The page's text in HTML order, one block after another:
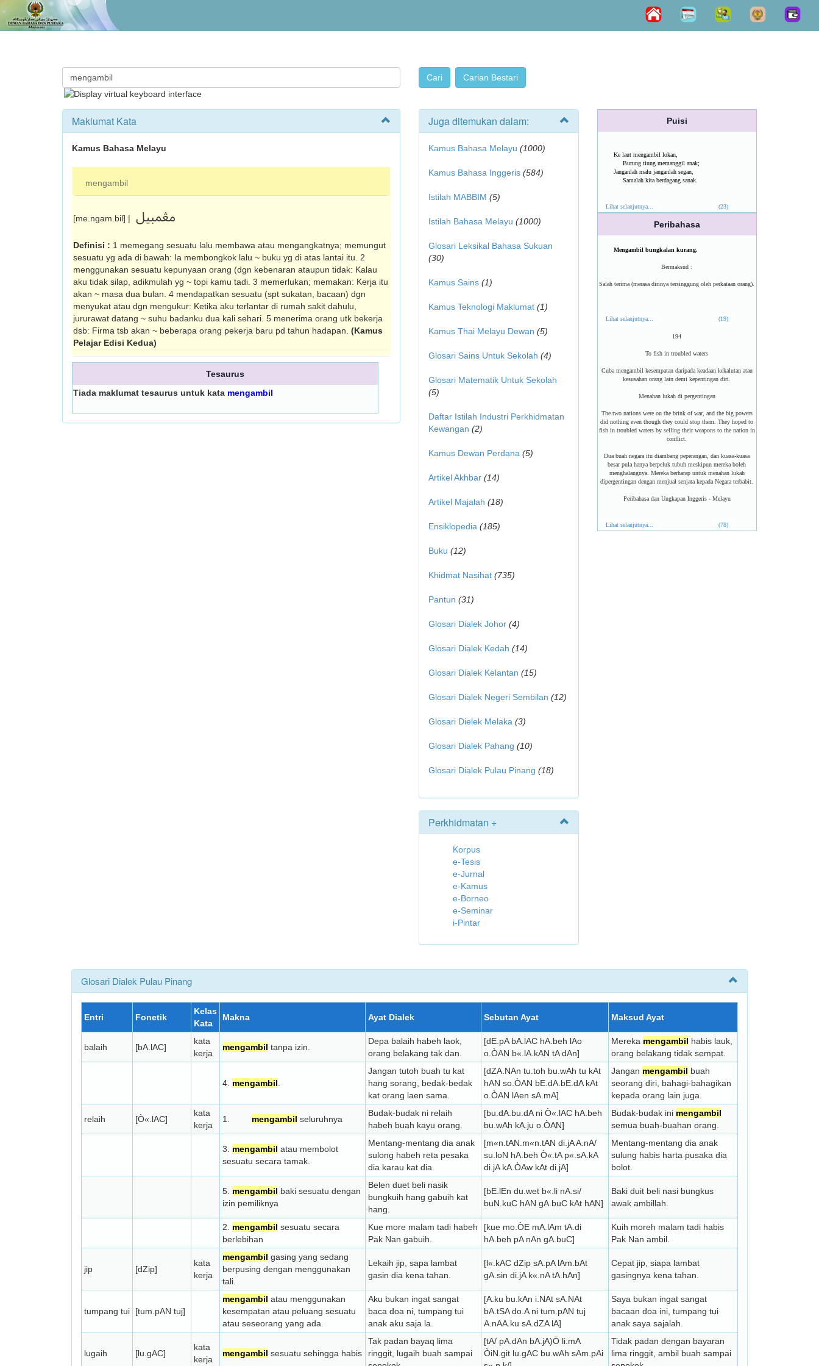
Maklumat Kata
Kamus Bahasa Melayu
mengambil
[me.ngam.bil] | مڠمبيل
Definisi : 1 memegang sesuatu lalu membawa atau mengangkatnya; memungut
sesuatu yg ada di bawah: Ia membongkok lalu ~ buku yg di atas lantai itu. 2
menggunakan sesuatu kepunyaan orang (dgn kebenaran ataupun tidak: Kalau
aku tidak silap, adikmulah yg ~ topi kamu tadi. 3 memerlukan; memakan: Kerja itu
akan ~ masa dua bulan. 4 mendapatkan sesuatu (spt sukatan, bacaan) dgn
menyukat atau dgn mengukur: Ketika aku terlantar di rumah sakit dahulu,
jururawat datang ~ suhu badanku dua kali sehari. 5 menerima orang utk bekerja
dsb: Firma tsb akan ~ beberapa orang pekerja baru pd tahun hadapan. (Kamus
Pelajar Edisi Kedua)
Tesaurus
Tiada maklumat tesaurus untuk kata mengambil
Juga ditemukan dalam:
Kamus Bahasa Melayu (1000)
Kamus Bahasa Inggeris (584)
Istilah MABBIM (5)
Istilah Bahasa Melayu (1000)
Glosari Leksikal Bahasa Sukuan
(30)
Kamus Sains (1)
Kamus Teknologi Maklumat (1)
Kamus Thai Melayu Dewan (5)
Glosari Sains Untuk Sekolah (4)
Glosari Matematik Untuk Sekolah
(5)
Daftar Istilah Industri Perkhidmatan
Kewangan (2)
Kamus Dewan Perdana (5)
Artikel Akhbar (14)
Artikel Majalah (18)
Ensiklopedia (185)
Buku (12)
Khidmat Nasihat (735)
Pantun (31)
Glosari Dialek Johor (4)
Glosari Dialek Kedah (14)
Glosari Dialek Kelantan (15)
Glosari Dialek Negeri Sembilan (12)
Glosari Dielek Melaka (3)
Glosari Dialek Pahang (10)
Glosari Dialek Pulau Pinang (18)
Perkhidmatan +
Korpus
e-Tesis
e-Jurnal
e-Kamus
e-Borneo
e-Seminar
i-Pintar
Puisi
Ke laut mengambil lokan,
Burung tiung memanggil anak;
Janganlah malu janganlah segan,
Samalah kita berdagang sanak.
Lihat selanjutnya... (23)
Peribahasa
Mengambil bungkalan kurang.
Bermaksud :
Salah terima (merasa dirinya tersinggung oleh perkataan orang).
Lihat selanjutnya... (19)
194
To fish in troubled waters
Cuba mengambil kesempatan daripada keadaan kekalutan atau
kesusahan orang lain demi kepentingan diri.
Menahan lukah di pergentingan
The two nations were on the brink of war, and the big powers
did nothing even though they could stop them. They hoped to
fish in troubled waters by selling their weapons to the nation in
conflict.
Dua buah negara itu diambang peperangan, dan kuasa-kuasa
besar pula hanya berpeluk tubuh meskipun mereka boleh
menghalangnya. Mereka berharap untuk menahan lukah
dipergentingan dengan menjual senjata kepada Negara terbabit.
Peribahasa dan Ungkapan Inggeris - Melayu
Lihat selanjutnya... (78)
Glosari Dialek Pulau Pinang
Entri Fonetik
Kelas
Kata
Makna Ayat Dialek Sebutan Ayat Maksud Ayat
balaih [bA.lAC]
kata
kerja
mengambil tanpa izin.
Depa balaih habeh laok,
orang belakang tak dan.
[dE.pA bA.lAC hA.beh lAo
o.ÒAN b«.lA.kAN tA dAn]
Mereka mengambil habis lauk,
orang belakang tidak sempat.
4. mengambil
Jangan tutoh buah tu kat
hang sorang, bedak-bedak
kat orang laen sama.
[dZA.NAn tu.toh bu.wAh tu kAt
hAN so.ÒAN bE.dA.bE.dA kAt
o.ÒAN lAen sA.mA]
Jangan mengambil buah
seorang diri, bahagi-bahagikan
kepada orang lain juga.
relaih [Ò«.lAC]
kata
kerja
1. mengambil seluruhnya
Budak-budak ni relaih
habeh buah kayu orang.
[bu.dA.bu.dA ni Ò«.lAC hA.beh
bu.wAh kA.ju o.ÒAN]
Budak-budak ini mengambil
semua buah-buahan orang.
3. mengambil atau membolot
sesuatu secara tamak.
Mentang-mentang dia anak
sulong habeh reta pesaka
dia karau kat dia.
[m«n.tAN.m«n.tAN di.jA A.nA/
su.loN hA.beh Ò«.tA p«.sA.kA
di.jA kA.ÒAw kAt di.jA]
Mentang-mentang dia anak
sulung habis harta pusaka dia
bolot.
5. mengambil baki sesuatu dengan
izin pemiliknya
Belen duet beli nasik
bungkuih hang gabuih kat
hang.
[bE.lEn du.wet b«.li nA.si/
buN.kuC hAN gA.buC kAt hAN]
Baki duit beli nasi bungkus
awak ambillah.
2. mengambil sesuatu secara
berlebihan
Kue more malam tadi habeh
Pak Nan gabuih.
[kue mo.ÒE mA.lAm tA.di
hA.beh pA nAn gA.buC]
Kuih moreh malam tadi habis
Pak Nan ambil.
jip [dZip]
kata
kerja
mengambil gasing yang sedang
berpusing dengan menggunakan
tali.
Lekaih jip, sapa lambat
gasin dia kena tahan.
[l«.kAC dZip sA.pA lAm.bAt
gA.sin di.jA k«.nA tA.hAn]
Cepat jip, siapa lambat
gasingnya kena tahan.
tumpang tui [tum.pAN tuj]
mengambil atau menggunakan
kesempatan atau peluang sesuatu
atau seseorang yang ada.
Aku bukan ingat sangat
baca doa ni, tumpang tui
anak aku saja la.
[A.ku bu.kAn i.NAt sA.NAt
bA.tSA do.A ni tum.pAN tuj
A.nAA.ku sA.dZA lA]
Saya bukan ingat sangat
bacaan doa ini, tumpang tui
anak saya sajalah.
lugaih [lu.gAC]
kata
kerja
mengambil sesuatu sehingga habis
Tak padan bayaq lima
ringgit, lugaih buah sampai
[tA/ pA.dAn bA.jA)Ö li.mA
ÒiN.git lu.gAC bu.wAh sAm.pAi
Tidak padan dengan bayaran
lima ringgit, ambil buah sampai